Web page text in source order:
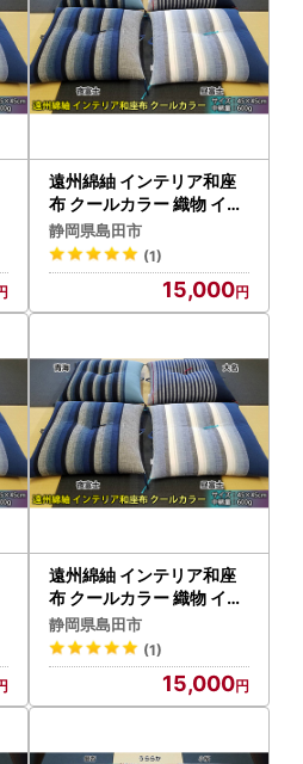
遠州綿紬 インテリア和座
布 クールカラー 織物 イス
クール 大名
静岡県島田市
(1)
15,000
遠州綿紬 インテリア和座
布 クールカラー 織物 イス
クール 夜富士
静岡県島田市
(1)
15,000